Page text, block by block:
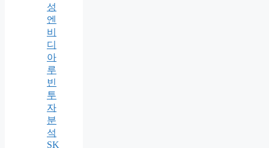
성
엔
비
디
아
루
빈
투
자
분
석
SK